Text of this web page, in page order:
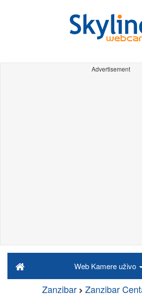
Advertisement
Web Kamere uživo
Zanzibar Zanzibar